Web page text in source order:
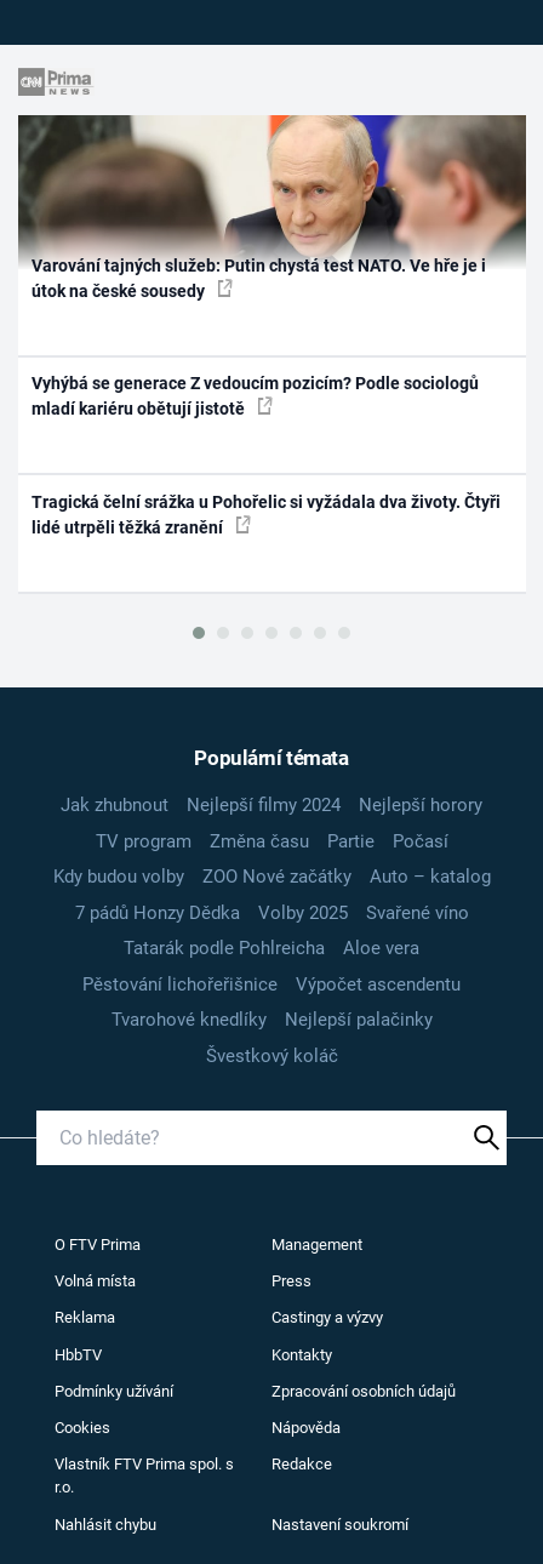
Varování tajných služeb: Putin chystá test NATO. Ve hře je i
útok na české sousedy
Vyhýbá se generace Z vedoucím pozicím? Podle sociologů
mladí kariéru obětují jistotě
Tragická čelní srážka u Pohořelic si vyžádala dva životy. Čtyři
lidé utrpěli těžká zranění
Populární témata
Jak zhubnout Nejlepší filmy 2024
Nejlepší horory
TV program
Změna času Partie
Počasí
Kdy budou volby
ZOO Nové začátky
Auto – katalog
7 pádů Honzy Dědka
Volby 2025
Svařené víno
Tatarák podle Pohlreicha
Aloe vera
Pěstování lichořeřišnice
Výpočet ascendentu
Tvarohové knedlíky
Nejlepší palačinky
Švestkový koláč
O FTV Prima Management
Volná místa Press
Reklama Castingy a výzvy
HbbTV Kontakty
Podmínky užívání Zpracování osobních údajů
Cookies Nápověda
Vlastník FTV Prima spol. s
r.o.
Redakce
Nahlásit chybu Nastavení soukromí